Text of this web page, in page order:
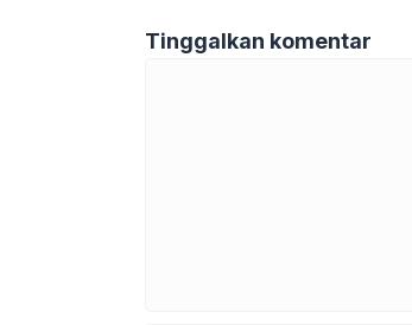
Tinggalkan komentar